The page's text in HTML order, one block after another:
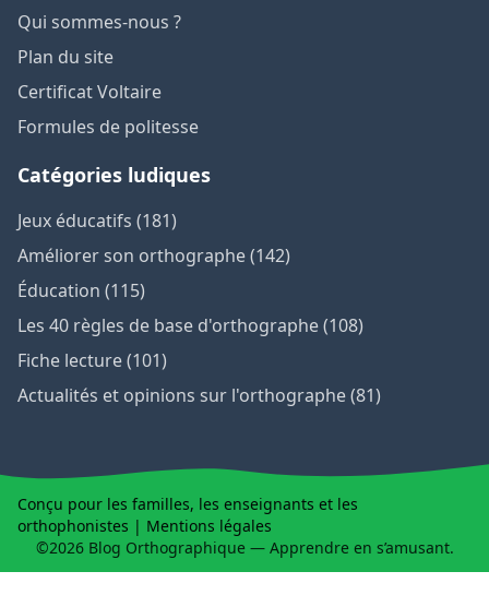
Qui sommes-nous ?
Plan du site
Certificat Voltaire
Formules de politesse
Catégories ludiques
Jeux éducatifs (181)
Améliorer son orthographe (142)
Éducation (115)
Les 40 règles de base d'orthographe (108)
Fiche lecture (101)
Actualités et opinions sur l'orthographe (81)
Conçu pour les familles, les enseignants et les
orthophonistes | Mentions légales
©2026 Blog Orthographique — Apprendre en s’amusant.